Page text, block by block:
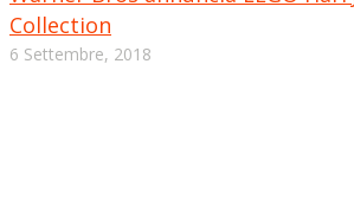
Collection
6 Settembre, 2018